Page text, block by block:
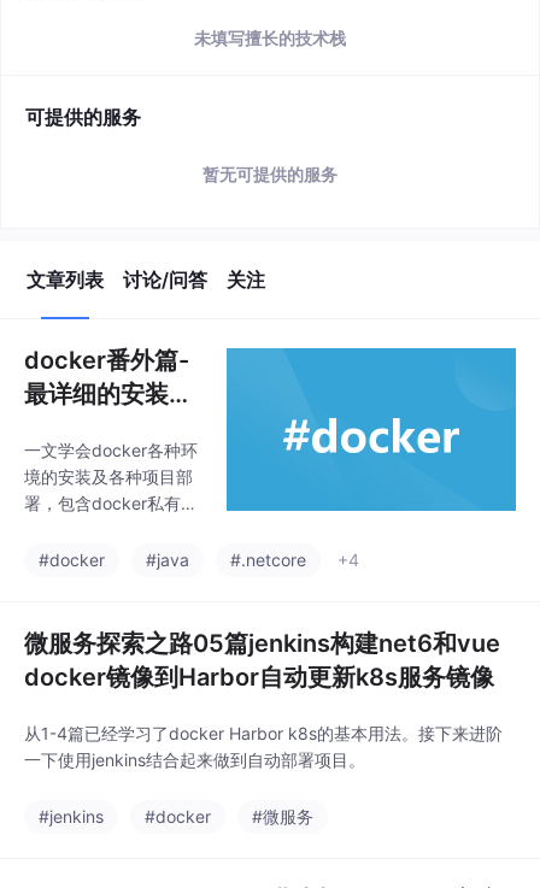
未填写擅长的技术栈
可提供的服务
暂无可提供的服务
文章列表 讨论/问答 关注
docker番外篇-
最详细的安装及
（net framewo
rk，netcore，j
态html，mysq
仓库,https免费
证书等）
一文学会docker各种环
境的安装及各种项目部
署，包含docker私有仓
tcore，java，net fram
书等其他更多
#docker #java #.netcore +4
微服务探索之路05篇jenkins构建net6和vue
docker镜像到Harbor自动更新k8s服务镜像
从1-4篇已经学习了docker Harbor k8s的基本用法。接下来进阶
一下使用jenkins结合起来做到自动部署项目。
#jenkins #docker #微服务